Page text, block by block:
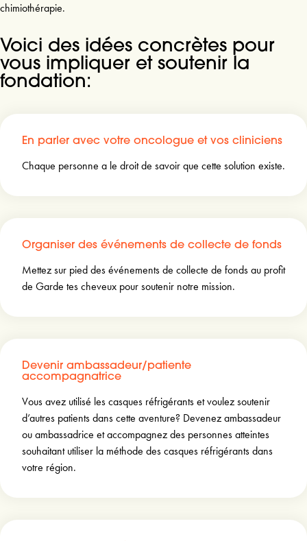
chimiothérapie.
Voici des idées concrètes pour
vous impliquer et soutenir la
fondation:
En parler avec votre oncologue et vos cliniciens
Chaque personne a le droit de savoir que cette solution existe.
Organiser des événements de collecte de fonds
Mettez sur pied des événements de collecte de fonds au profit
de Garde tes cheveux pour soutenir notre mission.
Devenir ambassadeur/patiente
accompagnatrice
Vous avez utilisé les casques réfrigérants et voulez soutenir
d’autres patients dans cette aventure? Devenez ambassadeur
ou ambassadrice et accompagnez des personnes atteintes
souhaitant utiliser la méthode des casques réfrigérants dans
votre région.